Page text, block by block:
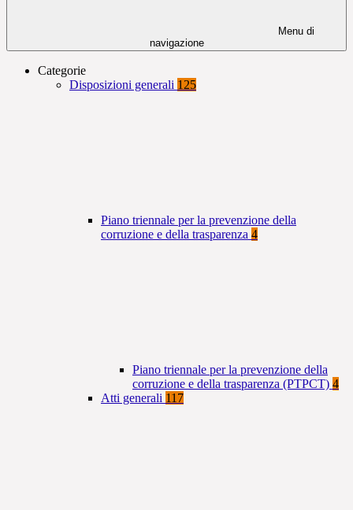
Menu di
navigazione
Categorie
Disposizioni generali 125
Piano triennale per la prevenzione della
corruzione e della trasparenza 4
Piano triennale per la prevenzione della
corruzione e della trasparenza (PTPCT) 4
Atti generali 117